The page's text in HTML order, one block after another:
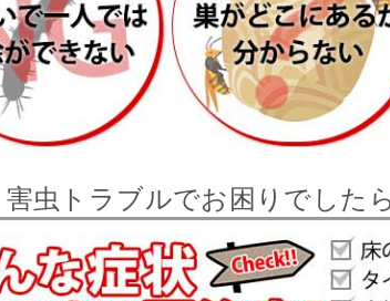
害虫トラブルでお困りでした